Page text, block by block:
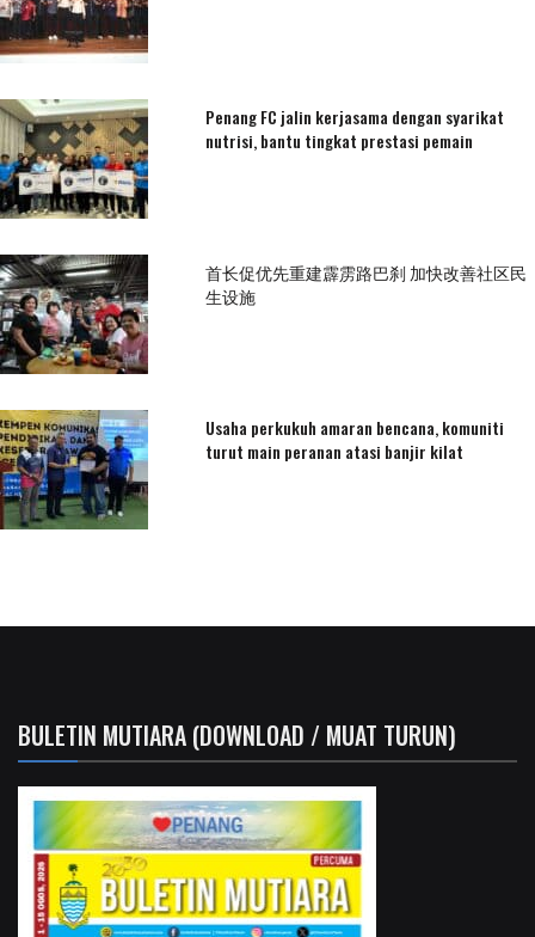
Penang FC jalin kerjasama dengan syarikat
nutrisi, bantu tingkat prestasi pemain
首长促优先重建霹雳路巴刹 加快改善社区民
生设施
Usaha perkukuh amaran bencana, komuniti
turut main peranan atasi banjir kilat
BULETIN MUTIARA (DOWNLOAD / MUAT TURUN)